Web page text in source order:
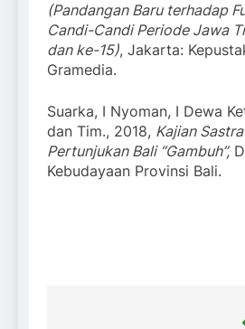
(Pandangan Baru terhadap
Candi-Candi Periode Jawa
dan ke-15), Jakarta:
Gramedia.
Suarka, I Nyoman, I Dewa
dan Tim., 2018, Kajian
Pertunjukan Bali “Gambuh”,
Kebudayaan Provinsi Bali.